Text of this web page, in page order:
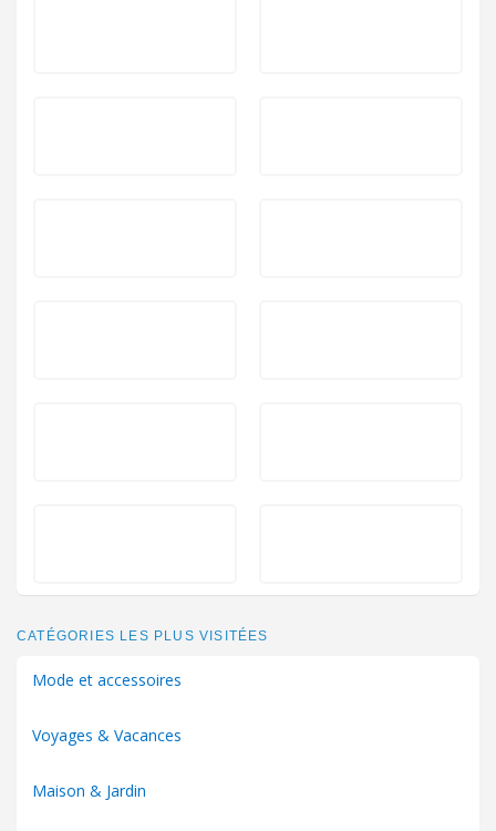
CATÉGORIES LES PLUS VISITÉES
Mode et accessoires
Voyages & Vacances
Maison & Jardin